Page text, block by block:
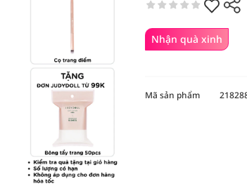
Nhận quà xinh
Mã sản phẩm